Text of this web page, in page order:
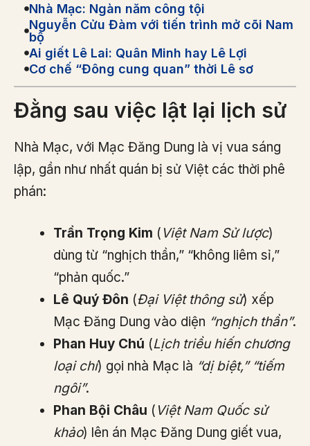
Nhà Mạc: Ngàn năm công tội
Nguyễn Cửu Đàm với tiến trình mở cõi Nam
bộ
Ai giết Lê Lai: Quân Minh hay Lê Lợi
Cơ chế “Đông cung quan” thời Lê sơ
Đằng sau việc lật lại lịch sử
Nhà Mạc, với Mạc Đăng Dung là vị vua sáng
lập, gần như nhất quán bị sử Việt các thời phê
phán:
Trần Trọng Kim ( Việt Nam Sử lược)
dùng từ “nghịch thần,” “không liêm sỉ,”
“phản quốc.”
Lê Quý Đôn (Đại Việt thông sử) xếp
Mạc Đăng Dung vào diện “nghịch thần”.
Phan Huy Chú (Lịch triều hiến chương
loại chí) gọi nhà Mạc là “dị biệt,” “tiếm
ngôi”.
Phan Bội Châu ( Việt Nam Quốc sử
khảo) lên án Mạc Đăng Dung giết vua,